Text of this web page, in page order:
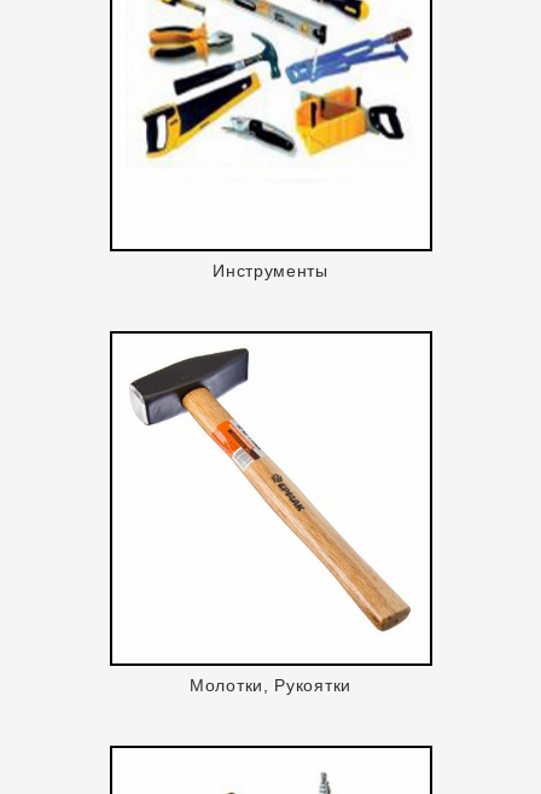
Инструменты
Молотки, Рукоятки